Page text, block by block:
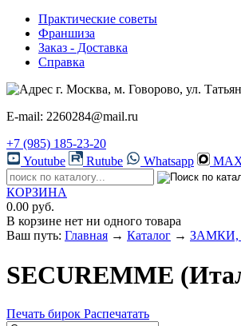
Практические советы
Франшиза
Заказ - Доставка
Справка
г. Москва, м. Говорово, ул.
E-mail: 2260284@mail.ru
+7 (985) 185-23-20
Youtube
Rutube Whatsapp
КОРЗИНА
0.00 руб.
В корзине нет ни одного товара
Ваш путь: Главная → Каталог →
SECUREMME
Печать бирок Распечатать